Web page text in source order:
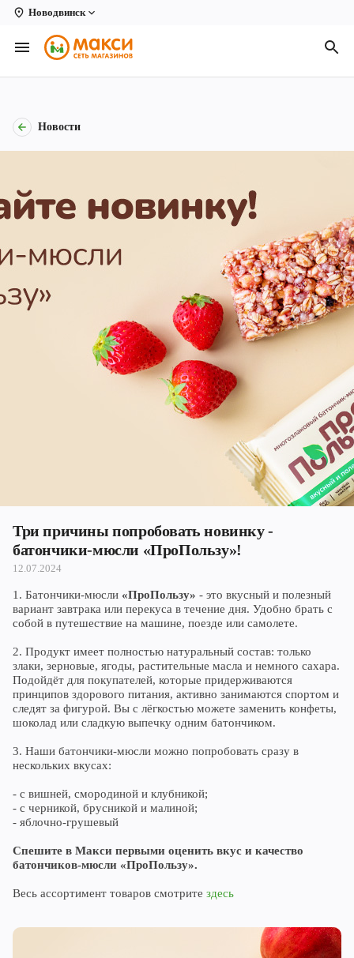
Новодвинск
Вологда
Архангельск
Киров
Коряжма
Новодвинск
Рыбинск
Новости
Три причины попробовать новинку -
батончики-мюсли «ПроПользу»!
12.07.2024
1. Батончики-мюсли «ПроПользу» - это вкусный и полезный
вариант завтрака или перекуса в течение дня. Удобно брать с
собой в путешествие на машине, поезде или самолете.
2. Продукт имеет полностью натуральный состав: только
злаки, зерновые, ягоды, растительные масла и немного сахара.
Подойдёт для покупателей, которые придерживаются
принципов здорового питания, активно занимаются спортом и
следят за фигурой. Вы с лёгкостью можете заменить конфеты,
шоколад или сладкую выпечку одним батончиком.
3. Наши батончики-мюсли можно попробовать сразу в
нескольких вкусах:
- с вишней, смородиной и клубникой;
- с черникой, брусникой и малиной;
- яблочно-грушевый
Спешите в Макси первыми оценить вкус и качество
батончиков-мюсли «ПроПользу».
Весь ассортимент товаров смотрите здесь